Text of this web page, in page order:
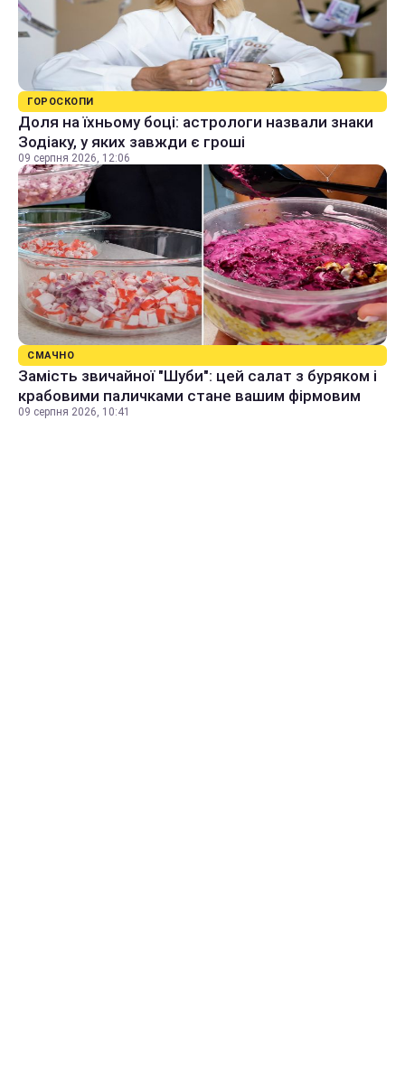
ГОРОСКОПИ
Доля на їхньому боці: астрологи назвали знаки
Зодіаку, у яких завжди є гроші
09 серпня 2026, 12:06
СМАЧНО
Замість звичайної "Шуби": цей салат з буряком і
крабовими паличками стане вашим фірмовим
09 серпня 2026, 10:41